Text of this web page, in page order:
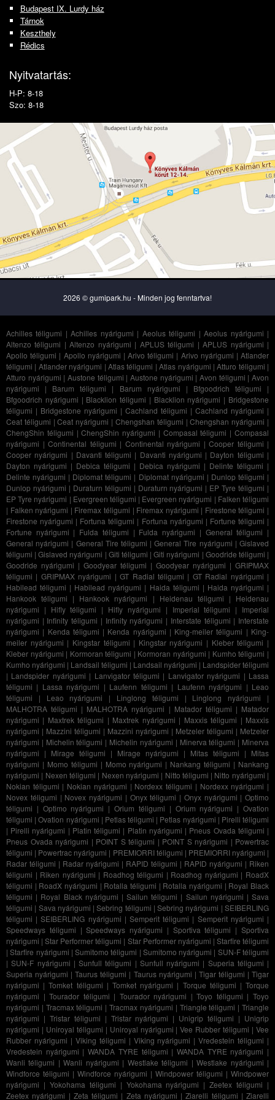
Budapest IX. Lurdy ház
Tárnok
Keszthely
Rédics
Nyitvatartás:
H-P: 8-18
Szo: 8-18
2026 © gumipark.hu - Minden jog fenntartva!
Achilles téligumi |Achilles nyárigumi | Aeolus téligumi |Aeolus nyárigumi |
Altenzo téligumi |Altenzo nyárigumi | APLUS téligumi |APLUS nyárigumi |
Apollo téligumi | Apollo nyárigumi |Arivo téligumi | Arivo nyárigumi |Atlander
téligumi | Atlander nyárigumi | Atlas téligumi |Atlas nyárigumi |Atturo téligumi |
Atturo nyárigumi |Austone téligumi |Austone nyárigumi |Avon téligumi |Avon
nyárigumi | Barum téligumi | Barum nyárigumi | Bfgoodrich téligumi |
Bfgoodrich nyárigumi | Blacklion téligumi | Blacklion nyárigumi | Bridgestone
téligumi | Bridgestone nyárigumi | Cachland téligumi | Cachland nyárigumi |
Ceat téligumi |Ceat nyárigumi | Chengshan téligumi |Chengshan nyárigumi |
ChengShin téligumi |ChengShin nyárigumi | Compasal téligumi |Compasal
nyárigumi | Continental téligumi | Continental nyárigumi | Cooper téligumi |
Cooper nyárigumi | Davanti téligumi | Davanti nyárigumi | Dayton téligumi |
Dayton nyárigumi | Debica téligumi | Debica nyárigumi | Delinte téligumi |
Delinte nyárigumi | Diplomat téligumi | Diplomat nyárigumi | Dunlop téligumi |
Dunlop nyárigumi | Duraturn téligumi | Duraturn nyárigumi | EP Tyre téligumi |
EP Tyre nyárigumi | Evergreen téligumi | Evergreen nyárigumi | Falken téligumi
| Falken nyárigumi | Firemax téligumi | Firemax nyárigumi | Firestone téligumi |
Firestone nyárigumi | Fortuna téligumi | Fortuna nyárigumi | Fortune téligumi |
Fortune nyárigumi | Fulda téligumi | Fulda nyárigumi | General téligumi |
General nyárigumi | General Tire téligumi |General Tire nyárigumi |Gislaved
téligumi |Gislaved nyárigumi | Giti téligumi |Giti nyárigumi | Goodride téligumi |
Goodride nyárigumi | Goodyear téligumi | Goodyear nyárigumi | GRIPMAX
téligumi | GRIPMAX nyárigumi |GT Radial téligumi | GT Radial nyárigumi |
Habilead téligumi | Habilead nyárigumi | Haida téligumi | Haida nyárigumi |
Hankook téligumi | Hankook nyárigumi | Heidenau téligumi | Heidenau
nyárigumi | Hifly téligumi | Hifly nyárigumi | Imperial téligumi | Imperial
nyárigumi | Infinity téligumi | Infinity nyárigumi | Interstate téligumi | Interstate
nyárigumi | Kenda téligumi | Kenda nyárigumi | King-meiler téligumi | King-
meiler nyárigumi | Kingstar téligumi | Kingstar nyárigumi | Kleber téligumi |
Kleber nyárigumi | Kormoran téligumi | Kormoran nyárigumi | Kumho téligumi |
Kumho nyárigumi | Landsail téligumi | Landsail nyárigumi | Landspider téligumi
| Landspider nyárigumi | Lanvigator téligumi | Lanvigator nyárigumi | Lassa
téligumi | Lassa nyárigumi | Laufenn téligumi | Laufenn nyárigumi | Leao
téligumi | Leao nyárigumi | Linglong téligumi | Linglong nyárigumi |
MALHOTRA téligumi | MALHOTRA nyárigumi | Matador téligumi | Matador
nyárigumi | Maxtrek téligumi | Maxtrek nyárigumi | Maxxis téligumi | Maxxis
nyárigumi | Mazzini téligumi | Mazzini nyárigumi | Metzeler téligumi | Metzeler
nyárigumi | Michelin téligumi | Michelin nyárigumi | Minerva téligumi | Minerva
nyárigumi | Mirage téligumi | Mirage nyárigumi | Mitas téligumi | Mitas
nyárigumi | Momo téligumi | Momo nyárigumi | Nankang téligumi | Nankang
nyárigumi | Nexen téligumi | Nexen nyárigumi | Nitto téligumi | Nitto nyárigumi |
Nokian téligumi | Nokian nyárigumi | Nordexx téligumi | Nordexx nyárigumi |
Novex téligumi | Novex nyárigumi | Onyx téligumi | Onyx nyárigumi | Optimo
téligumi | Optimo nyárigumi |Orium téligumi | Orium nyárigumi |Ovation
téligumi |Ovation nyárigumi | Petlas téligumi | Petlas nyárigumi | Pirelli téligumi
| Pirelli nyárigumi | Platin téligumi | Platin nyárigumi | Pneus Ovada téligumi |
Pneus Ovada nyárigumi | POINT S téligumi | POINT S nyárigumi | Powertrac
téligumi | Powertrac nyárigumi | PREMIORRI téligumi | PREMIORRI nyárigumi |
Radar téligumi | Radar nyárigumi | RAPID téligumi | RAPID nyárigumi | Riken
téligumi | Riken nyárigumi | Roadhog téligumi | Roadhog nyárigumi | RoadX
téligumi | RoadX nyárigumi | Rotalla téligumi | Rotalla nyárigumi | Royal Black
téligumi | Royal Black nyárigumi |Sailun téligumi | Sailun nyárigumi |Sava
téligumi | Sava nyárigumi |Sebring téligumi |Sebring nyárigumi |SEIBERLING
téligumi |SEIBERLING nyárigumi |Semperit téligumi | Semperit nyárigumi |
Speedways téligumi |Speedways nyárigumi | Sportiva téligumi |Sportiva
nyárigumi |Star Performer téligumi | Star Performer nyárigumi | Starfire téligumi
|Starfire nyárigumi |Sumitomo téligumi | Sumitomo nyárigumi | SUN-F téligumi
|SUN-F nyárigumi | Sunfull téligumi | Sunfull nyárigumi | Superia téligumi |
Superia nyárigumi |Taurus téligumi | Taurus nyárigumi | Tigar téligumi |Tigar
nyárigumi |Tomket téligumi | Tomket nyárigumi | Torque téligumi |Torque
nyárigumi |Tourador téligumi | Tourador nyárigumi |Toyo téligumi |Toyo
nyárigumi | Tracmax téligumi |Tracmax nyárigumi | Triangle téligumi |Triangle
nyárigumi | Tristar téligumi | Tristar nyárigumi | Unigrip téligumi | Unigrip
nyárigumi | Uniroyal téligumi | Uniroyal nyárigumi |Vee Rubber téligumi |Vee
Rubber nyárigumi | Viking téligumi | Viking nyárigumi |Vredestein téligumi |
Vredestein nyárigumi |WANDA TYRE téligumi | WANDA TYRE nyárigumi |
Wanli téligumi |Wanli nyárigumi | Westlake téligumi |Westlake nyárigumi |
Windforce téligumi | Windforce nyárigumi | Windpower téligumi | Windpower
nyárigumi | Yokohama téligumi | Yokohama nyárigumi |Zeetex téligumi |
Zeetex nyárigumi | Zeta téligumi | Zeta nyárigumi |Ziarelli téligumi | Ziarelli